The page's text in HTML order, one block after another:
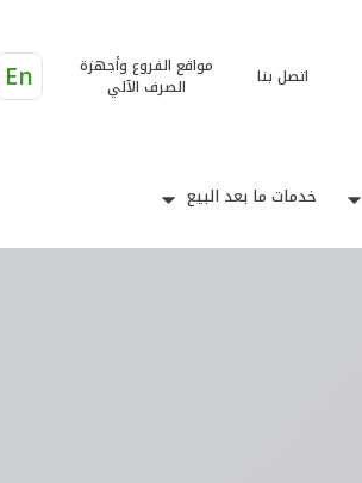
اتصل بنا
مواقع الفروع وأجهزة
الصرف الآلي
En
خدمات ما بعد البيع